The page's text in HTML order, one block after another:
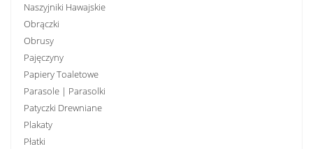
Naszyjniki Hawajskie
Obrączki
Obrusy
Pajęczyny
Papiery Toaletowe
Parasole | Parasolki
Patyczki Drewniane
Plakaty
Płatki